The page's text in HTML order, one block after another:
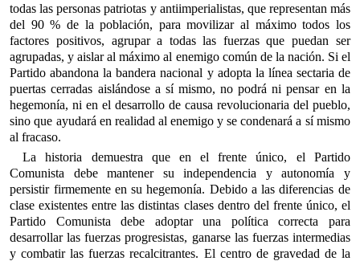
todas las personas patriotas y antiimperialistas, que representan más
del 90 % de la población, para movilizar al máximo todos los
factores positivos, agrupar a todas las fuerzas que puedan ser
agrupadas, y aislar al máximo al enemigo común de la nación. Si el
Partido abandona la bandera nacional y adopta la línea sectaria de
puertas cerradas aislándose a sí mismo, no podrá ni pensar en la
hegemonía, ni en el desarrollo de causa revolucionaria del pueblo,
sino que ayudará en realidad al enemigo y se condenará a sí mismo
al fracaso.
La historia demuestra que en el frente único, el Partido
Comunista debe mantener su independencia y autonomía y
persistir firmemente en su hegemonía. Debido a las diferencias de
clase existentes entre las distintas clases dentro del frente único, el
Partido Comunista debe adoptar una política correcta para
desarrollar las fuerzas progresistas, ganarse las fuerzas intermedias
y combatir las fuerzas recalcitrantes. El centro de gravedad de la